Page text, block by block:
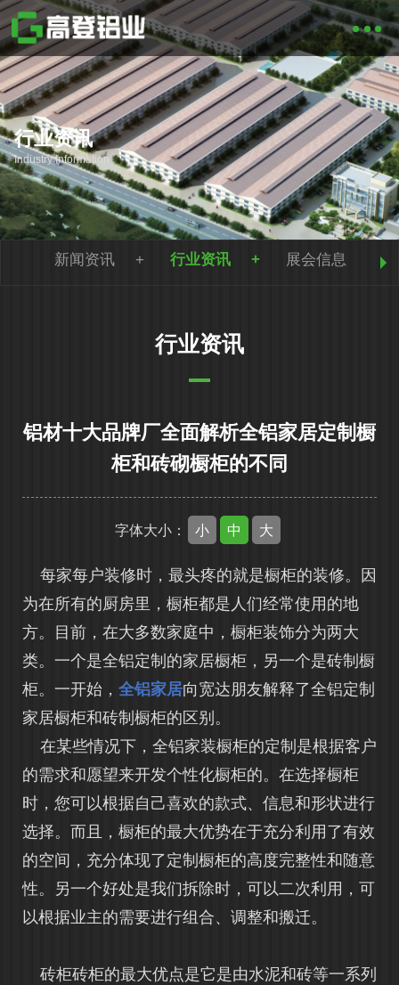
行业资讯
Industry Information
新闻资讯 行业资讯 展会信息
行业资讯
铝材十大品牌厂全面解析全铝家居定制橱
柜和砖砌橱柜的不同
字体大小： 小 中 大
每家每户装修时，最头疼的就是橱柜的装修。因
为在所有的厨房里，橱柜都是人们经常使用的地
方。目前，在大多数家庭中，橱柜装饰分为两大
类。一个是全铝定制的家居橱柜，另一个是砖制橱
柜。一开始， 全铝家居向宽达朋友解释了全铝定制
家居橱柜和砖制橱柜的区别。
在某些情况下，全铝家装橱柜的定制是根据客户
的需求和愿望来开发个性化橱柜的。在选择橱柜
时，您可以根据自己喜欢的款式、信息和形状进行
选择。而且，橱柜的最大优势在于充分利用了有效
的空间，充分体现了定制橱柜的高度完整性和随意
性。另一个好处是我们拆除时，可以二次利用，可
以根据业主的需要进行组合、调整和搬迁。
砖柜砖柜的最大优点是它是由水泥和砖等一系列